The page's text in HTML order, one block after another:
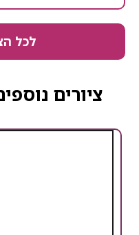
לכל
ציורים